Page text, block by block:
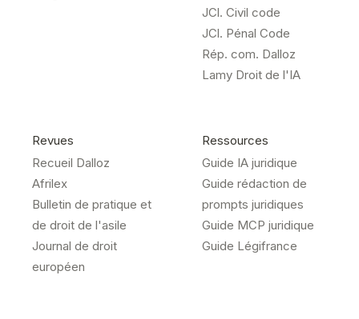
JCl. Civil code
JCl. Pénal Code
Rép. com. Dalloz
Lamy Droit de l'IA
Revues
Recueil Dalloz
Afrilex
Bulletin de pratique et
de droit de l'asile
Journal de droit
européen
Ressources
Guide IA juridique
Guide rédaction de
prompts juridiques
Guide MCP juridique
Guide Légifrance